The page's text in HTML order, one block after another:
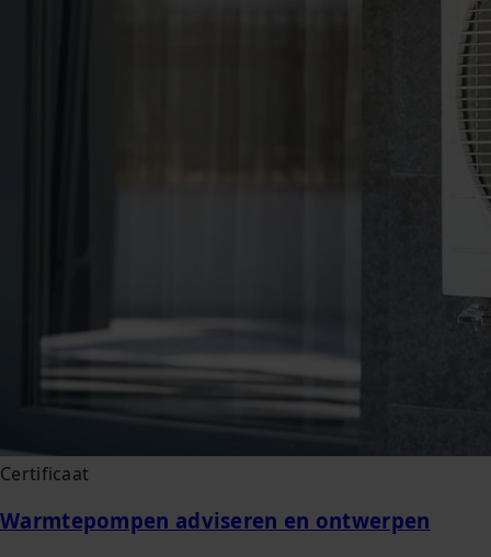
Certificaat
Warmtepompen adviseren en ontwerpen